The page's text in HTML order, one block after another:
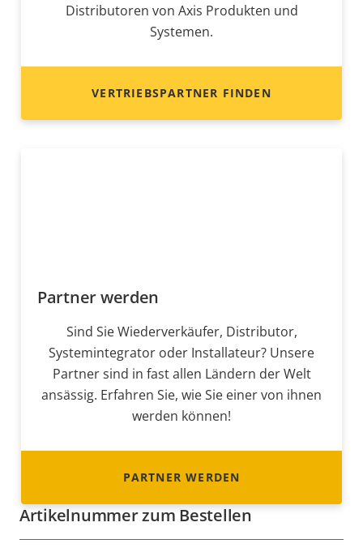
Distributoren von Axis Produkten und
Systemen.
VERTRIEBSPARTNER FINDEN
Partner werden
Sind Sie Wiederverkäufer, Distributor,
Systemintegrator oder Installateur? Unsere
Partner sind in fast allen Ländern der Welt
ansässig. Erfahren Sie, wie Sie einer von ihnen
werden können!
PARTNER WERDEN
Artikelnummer zum Bestellen